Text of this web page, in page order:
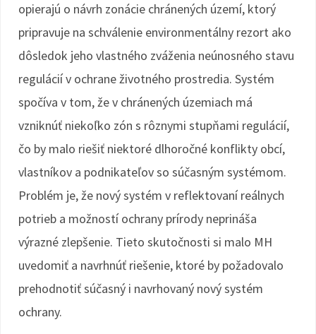
opierajú o návrh zonácie chránených území, ktorý
pripravuje na schválenie environmentálny rezort ako
dôsledok jeho vlastného zváženia neúnosného stavu
regulácií v ochrane životného prostredia. Systém
spočíva v tom, že v chránených územiach má
vzniknúť niekoľko zón s rôznymi stupňami regulácií,
čo by malo riešiť niektoré dlhoročné konflikty obcí,
vlastníkov a podnikateľov so súčasným systémom.
Problém je, že nový systém v reflektovaní reálnych
potrieb a možností ochrany prírody neprináša
výrazné zlepšenie. Tieto skutočnosti si malo MH
uvedomiť a navrhnúť riešenie, ktoré by požadovalo
prehodnotiť súčasný i navrhovaný nový systém
ochrany.